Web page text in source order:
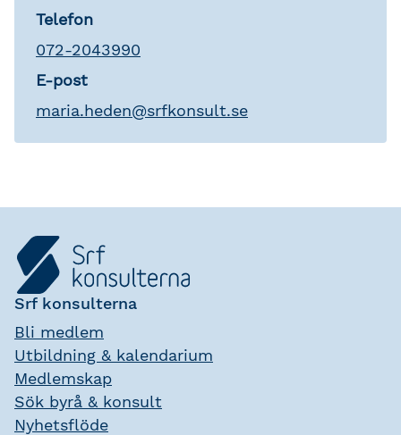
Telefon
072-2043990
E-post
maria.heden@srfkonsult.se
Srf konsulterna
Bli medlem
Utbildning & kalendarium
Medlemskap
Sök byrå & konsult
Nyhetsflöde